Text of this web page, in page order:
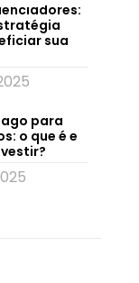
sua
para
o que é e